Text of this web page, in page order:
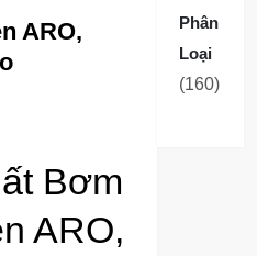
ARO,
Bơm
ARO,
Phân
Loại
160160